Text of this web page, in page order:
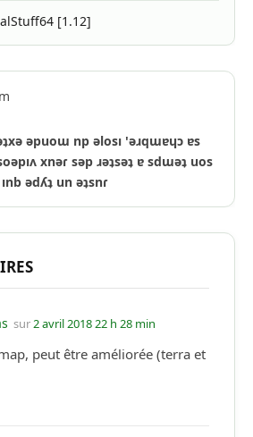
[1.12]
ǝpuoɯ np ǝlosı 'ǝɹqɯɐɥɔ ɐs
xnǝɾ sǝp ɹǝʇsǝʇ ɐ sdɯǝʇ uos
ǝdʎʇ un ǝʇsnɾ
sur2 avril 2018 22 h 28 min
peut être améliorée (terra et